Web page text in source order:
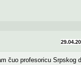
čuo profesoricu Srpskog